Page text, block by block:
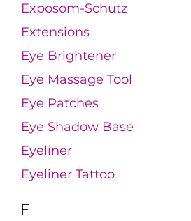
Exposom-Schutz
Extensions
Eye Brightener
Eye Massage Tool
Eye Patches
Eye Shadow Base
Eyeliner
Eyeliner Tattoo
F